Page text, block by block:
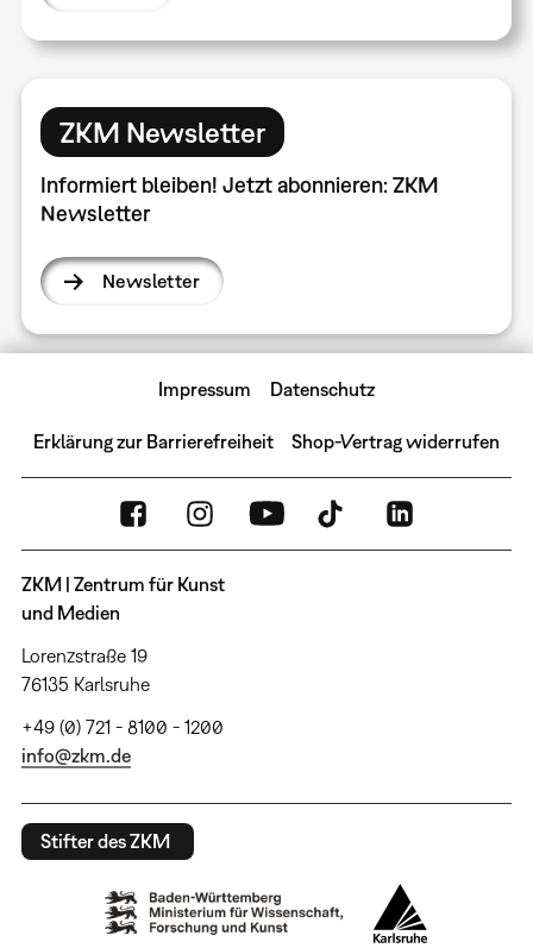
ZKM Newsletter
Informiert bleiben! Jetzt abonnieren: ZKM
Newsletter
Newsletter
Impressum Datenschutz
Erklärung zur Barrierefreiheit Shop-Vertrag widerrufen
ZKM | Zentrum für Kunst
und Medien
Lorenzstraße 19
76135 Karlsruhe
+49 (0) 721 - 8100 - 1200
info@zkm.de
Stifter des ZKM